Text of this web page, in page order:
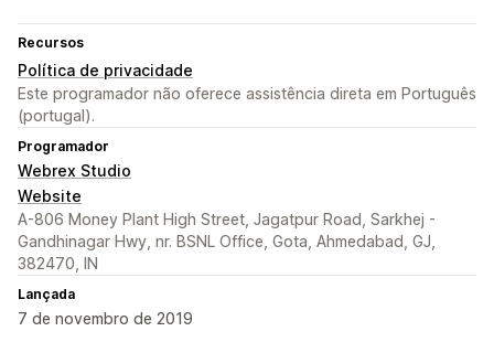
Recursos
Política de privacidade
Este programador não oferece assistência direta em Português
(portugal).
Programador
Webrex Studio
Website
A-806 Money Plant High Street, Jagatpur Road, Sarkhej -
Gandhinagar Hwy, nr. BSNL Office, Gota, Ahmedabad, GJ,
382470, IN
Lançada
7 de novembro de 2019